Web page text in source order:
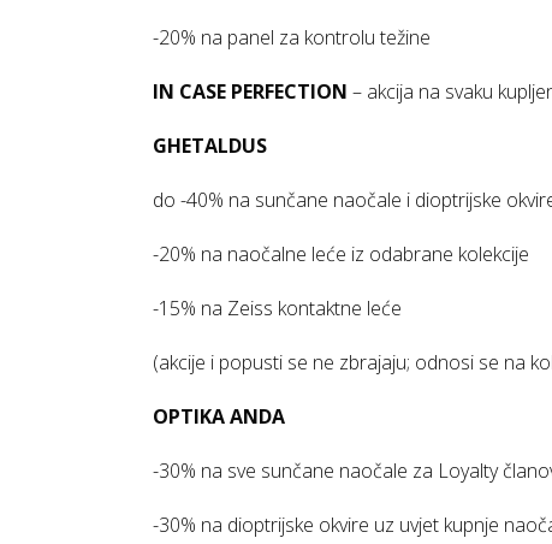
-20% na panel za kontrolu težine
IN CASE PERFECTION – akcija na svaku
GHETALDUS
do -40% na sunčane naočale i dioptrijske
-20% na naočalne leće iz odabrane kolekcije
-15% na Zeiss kontaktne leće
(akcije i popusti se ne zbrajaju; odnosi se na
OPTIKA ANDA
-30% na sve sunčane naočale za Loyalty
-30% na dioptrijske okvire uz uvjet kupnje